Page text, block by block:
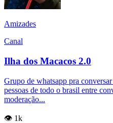
Amizades
Canal
Ilha dos Macacos 2.0
Grupo de whatsapp pra
pessoas de todo o brasil entre
moderação...
👁️ 1k